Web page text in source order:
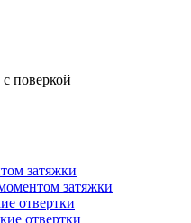
поверкой
затяжки
затяжки
отвертки
отвертки